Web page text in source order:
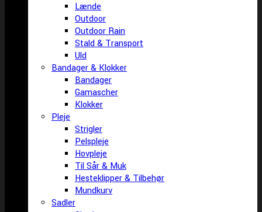
Lænde
Outdoor
Outdoor Rain
Stald & Transport
Uld
Bandager & Klokker
Bandager
Gamascher
Klokker
Pleje
Strigler
Pelspleje
Hovpleje
Til Sår & Muk
Hesteklipper & Tilbehør
Mundkurv
Sadler